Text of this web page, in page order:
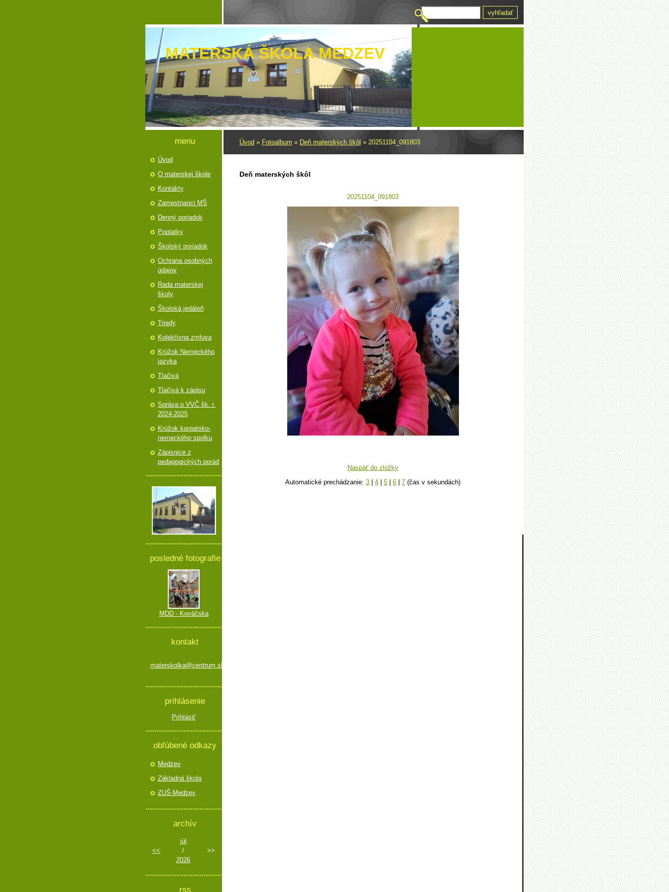
MATERSKÁ ŠKOLA MEDZEV
Úvod » Fotoalbum » Deň materských škôl » 20251104_091803
Deň materských škôl
20251104_091803
Naspäť do zložky
Automatické prechádzanie: 3 4 5 6 7 (čas v sekundách)
menu
Úvod
O materskej škole
Kontakty
Zamestnanci MŠ
Denný poriadok
Poplatky
Školský poriadok
Ochrana osobných
údajov
Rada materskej
školy
Školská jedáleň
Triedy
Kolektívna zmluva
Krúžok Nemeckého
jazyka
Tlačivá
Tlačivá k zápisu
Správa o VVČ šk. r.
2024-2025
Krúžok karpatsko-
nemeckého spolku
Zápisnice z
pedagogických porád
posledné fotografie
MDD - Kováčska
kontakt
materskolka@centrum.sk
prihlásenie
Prihlásiť
obľúbené odkazy
Medzev
Základná škola
ZUŠ-Medzev
archív
<<
júl
/
2026
>>
rss